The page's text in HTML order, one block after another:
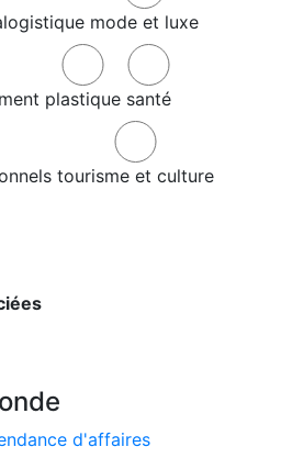
mode et luxe
plastique santé
tourisme et culture
d'affaires